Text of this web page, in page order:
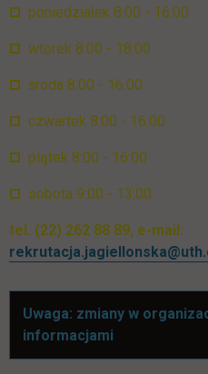
poniedziałek 8:00 - 16:00
wtorek 8:00 - 18:00
środa 8:00 - 16:00
czwartek 8:00 - 16:00
piątek 8:00 - 16:00
sobota 9:00 - 13:00
tel. (22) 262 88 89, e-mail:
Uwaga: zmiany w
informacjami